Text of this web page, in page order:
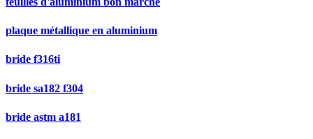
plaque métallique en aluminium
bride f316ti
bride sa182 f304
bride astm a181